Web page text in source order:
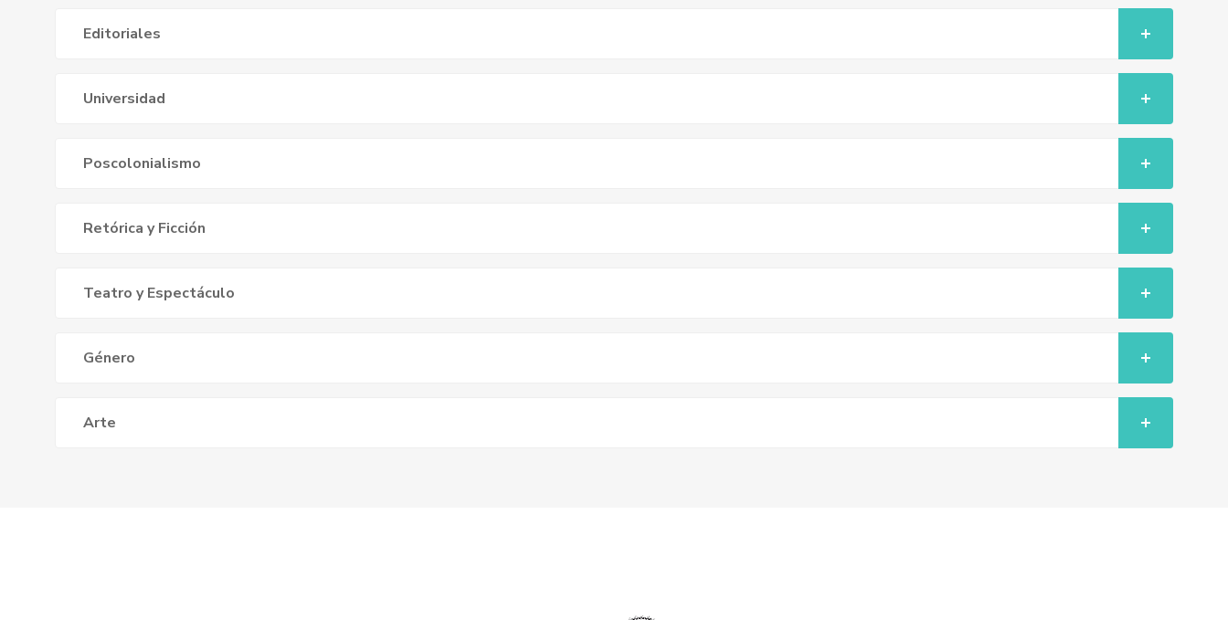
Editoriales
Universidad
Poscolonialismo
Retórica y Ficción
Teatro y Espectáculo
Género
Arte